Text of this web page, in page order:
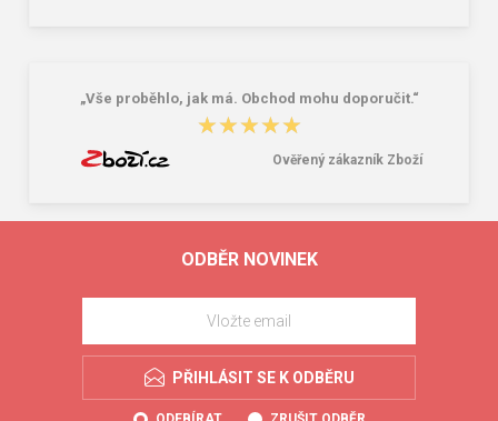
„Vše proběhlo, jak má. Obchod mohu doporučit.“
★★★★★
★★★★★
Ověřený zákazník Zboží
ODBĚR NOVINEK
PŘIHLÁSIT SE K ODBĚRU